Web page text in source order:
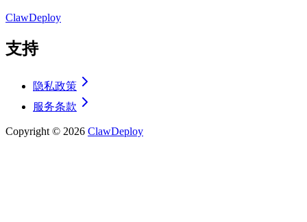
ClawDeploy
支持
隐私政策
服务条款
Copyright © 2026 ClawDeploy